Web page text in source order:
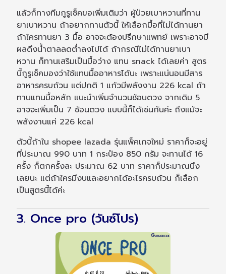
แล้วก็ทางทีมกูรูเช็คขอเพิ่มเติมว่า ผู้ป่วยเบาหวานที่ทาน
ยาเบาหวาน ถ้าอยากทานตัวนี้ ให้เลือกมื้อที่ไม่ได้ทานยา
ถ้าใครทานยา 3 มื้อ อาจจะต้องปรึกษาแพทย์ เพราะอาจมี
ผลดึงน้ำตาลลดต่ำลงไปได้ ถ้ากรณีไม่ได้ทานยาเบา
หวาน ก็ทานเสริมเป็นมื้อว่าง แทน snack ได้เลยค่า สูตร
นี้กูรูเช็คมองว่าใช้แทนมื้ออาหารได้นะ เพราะแน่นอนมีสาร
อาหารครบถ้วน แต่ปกติ 1 แก้วมีพลังงาน 226 kcal ถ้า
ทานแทนมื้อหลัก แนะนำเพิ่มจำนวนช้อนตวง จากเดิม 5
อาจจะเพิ่มเป็น 7 ช้อนตวง แบบนี้ก็ได้เช่นกันค่ะ ถึงแม้จะ
พลังงานแค่ 226 kcal
ตัวนี้ถ้าใน shopee lazada รุ่นแพ็คเกจใหม่ ราคาก็จะอยู่
ที่ประมาณ 990 บาท 1 กระป๋อง 850 กรัม จะทานได้ 16
ครั้ง ก็ตกครั้งละ ประมาณ 62 บาท ราคาก็ประมาณนึง
เลยนะ แต่ถ้าใครมีงบและอยากได้อะไรครบถ้วน ก็เลือก
เป็นสูตรนี้ได้ค่ะ
3. Once pro (วันซ์โปร)